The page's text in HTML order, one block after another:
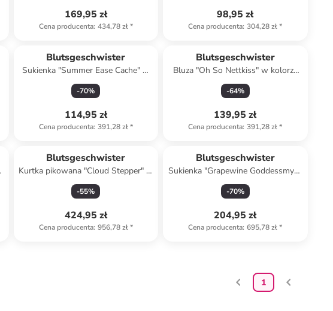
169,95 zł
Cena producenta: 434,78 zł*
98,95 zł
Cena producenta: 304,28 zł*
Blutsgeschwister
Sukienka "Summer Ease Cache" w
kolorze białym ze wzorem
-70%
114,95 zł
Cena producenta: 391,28 zł*
Blutsgeschwister
Bluza "Oh So Nettkiss" w kolorze
zielonym
-64%
139,95 zł
Cena producenta: 391,28 zł*
Blutsgeschwister
Kurtka pikowana "Cloud Stepper" w
kolorze czerwono-pomarańczowym
-55%
424,95 zł
Cena producenta: 956,78 zł*
Blutsgeschwister
Sukienka "Grapewine Goddessmyth
of mykonos" w kolorze biało-
niebieskim
-70%
204,95 zł
Cena producenta: 695,78 zł*
1